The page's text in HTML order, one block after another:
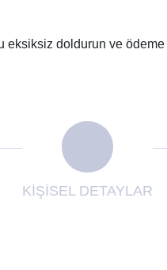
doldurun ve ödeme
KİŞİSEL DETAYLAR